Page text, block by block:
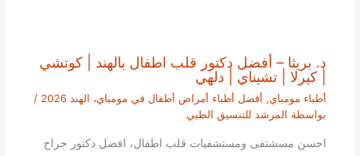
د. بريثا – أفضل دكتور قلب اطفال بالهند | كوتشي
| كيرلا | تشيناي | دلهي
أطباء مومباي, أفضل أطباء أمراض أطفال في مومباي، الهند 2026
/
بواسطة المرشد للتنسيق الطبي
احسن مسشتفى ومستشفيات قلب اطفال، افضل دكتور جراح